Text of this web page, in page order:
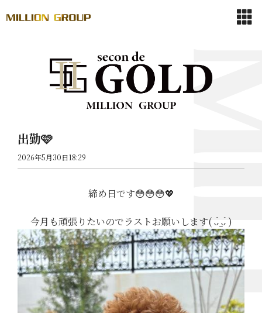
出勤🩷
2026年5月30日18:29
締め日です😳😳😳💖
今月も頑張りたいのでラストお願いします( ᴗ̀ ̫ᴗ́ )